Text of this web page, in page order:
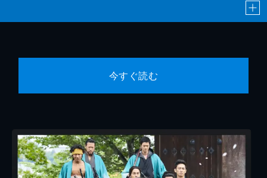
今すぐ読む